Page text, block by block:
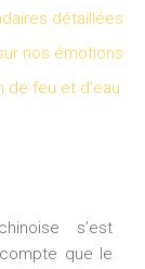
détaillées
nos émotions
de feu et d’eau
s’est
que le